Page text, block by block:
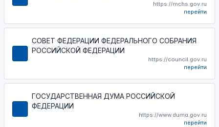
https://mchs.gov.ru
перейти
СОВЕТ ФЕДЕРАЦИИ ФЕДЕРАЛЬНОГО СОБРАНИЯ
РОССИЙСКОЙ ФЕДЕРАЦИИ
https://council.gov.ru
перейти
ГОСУДАРСТВЕННАЯ ДУМА РОССИЙСКОЙ
ФЕДЕРАЦИИ
https://www.duma.gov.ru
перейти